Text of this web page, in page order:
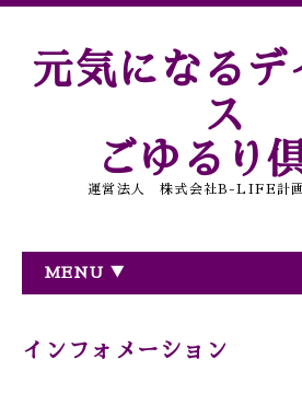
元気になるデ
ス
ごゆるり
運営法人 株式会社B-LIFE計
MENU ▼
インフォメーション